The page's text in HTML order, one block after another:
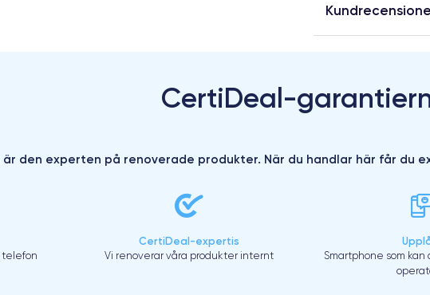
CertiDeal-
är den experten på renoverade produkter. När du handlar här får du
telefon
CertiDeal-expertis
Vi renoverar våra produkter internt
Smartphone som